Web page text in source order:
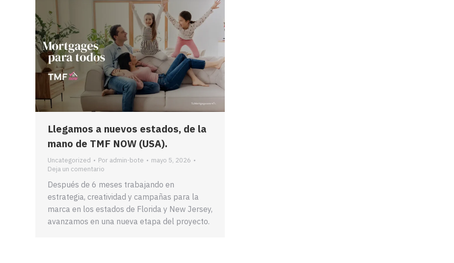
Llegamos a nuevos estados, de la
mano de TMF NOW (USA).
Uncategorized Por admin-bote
mayo 5, 2026
Deja un comentario
Después de 6 meses trabajando en
estrategia, creatividad y campañas para la
marca en los estados de Florida y New Jersey,
avanzamos en una nueva etapa del proyecto.